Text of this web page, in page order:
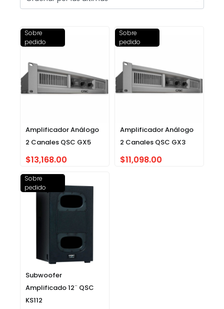
Sobre
pedido
Amplificador Análogo
2 Canales QSC GX5
$13,168.00
Sobre
pedido
Amplificador Análogo
2 Canales QSC GX3
$11,098.00
Sobre
pedido
Subwoofer
Amplificado 12¨ QSC
KS112